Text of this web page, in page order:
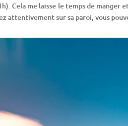
Cela me laisse le temps de
attentivement sur sa paroi, vous